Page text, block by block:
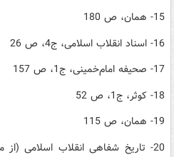
15- همان، ص 180
16- اسناد انقلاب اسلامی، ج4، ص 26
17- صحیفه‌ امام‌خمینی، ج1، ص 157
18- کوثر، ج1، ص 52
19- همان، ص 115
20- تاریخ شفاهی انقلاب اسلامی